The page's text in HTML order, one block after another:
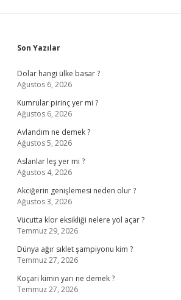
Sidebar
Son Yazılar
Dolar hangi ülke basar ?
Ağustos 6, 2026
Kumrular pirinç yer mi ?
Ağustos 6, 2026
Avlandım ne demek ?
Ağustos 5, 2026
Aslanlar leş yer mi ?
Ağustos 4, 2026
Akciğerin genişlemesi neden olur ?
Ağustos 3, 2026
Vücutta klor eksikliği nelere yol açar ?
Temmuz 29, 2026
Dünya ağır sıklet şampiyonu kim ?
Temmuz 27, 2026
Koçari kimin yarı ne demek ?
Temmuz 27, 2026